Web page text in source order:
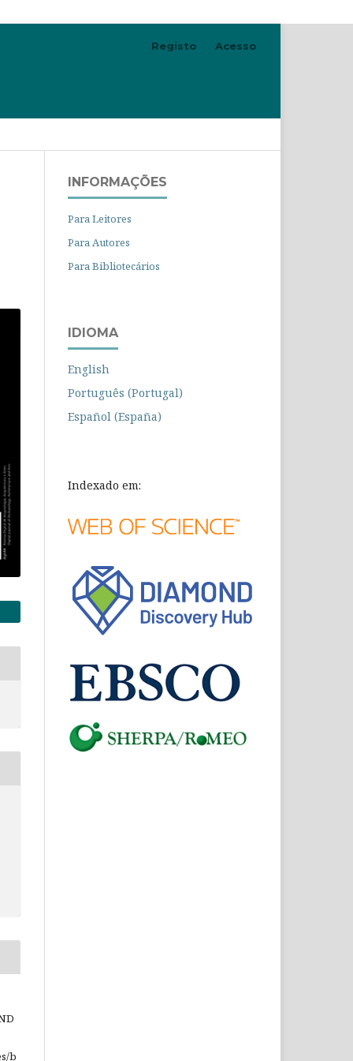
Registo Acesso
b
INFORMAÇÕES
Para Leitores
Para Autores
Para Bibliotecários
IDIOMA
English
Português (Portugal)
Español (España)
Indexado em: